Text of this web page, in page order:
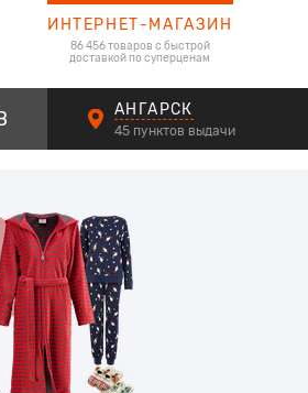
ИНТЕРНЕТ-МАГАЗИН
86 456 товаров с быстрой
доставкой по суперценам
АНГАРСК
45 пунктов выдачи